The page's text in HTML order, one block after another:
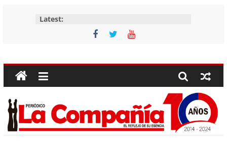
Latest:
Periódico
La
Compañía